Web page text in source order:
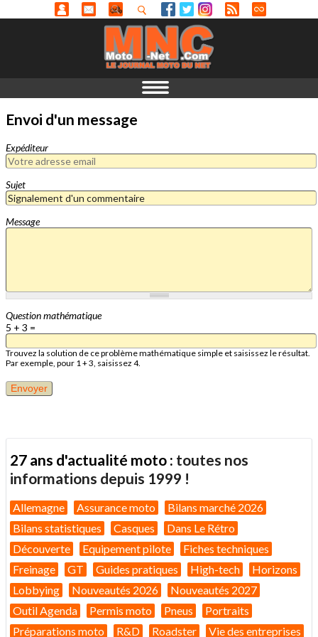
Envoi d'un message
Expéditeur
Sujet
Message
Question mathématique
5 + 3 =
Trouvez la solution de ce problème mathématique simple et saisissez le résultat.
Par exemple, pour 1 + 3, saisissez 4.
27 ans d'actualité moto : toutes nos
informations depuis 1999 !
Allemagne Assurance moto
Bilans marché 2026
Bilans statistiques
Casques
Dans Le Rétro
Découverte
Equipement pilote
Fiches techniques
Freinage
GT Guides pratiques High-tech
Horizons
Lobbying
Nouveautés 2026
Nouveautés 2027
Outil Agenda
Permis moto Pneus
Portraits
Préparations moto
R&D Roadster Vie des entreprises